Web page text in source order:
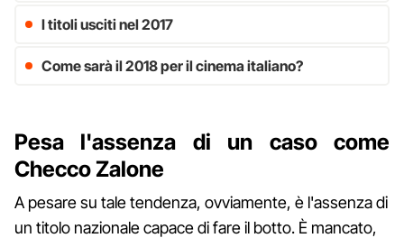
I titoli usciti nel 2017
Come sarà il 2018 per il cinema italiano?
Pesa l'assenza di un caso come
Checco Zalone
A pesare su tale tendenza, ovviamente, è l'assenza di
un titolo nazionale capace di fare il botto. È mancato,